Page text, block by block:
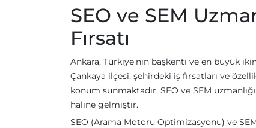
SEO ve SEM
Fırsatı
Ankara, Türkiye'nin başkenti ve en büyük
Çankaya ilçesi, şehirdeki iş fırsatları ve
konum sunmaktadır. SEO ve SEM
haline gelmiştir.
SEO (Arama Motoru Optimizasyonu) ve